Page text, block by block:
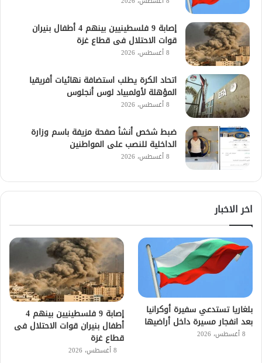
إصابة 9 فلسطينيين بينهم 4 أطفال بنيران
قوات الاحتلال فى قطاع غزة
8 أغسطس، 2026
اتحاد الكرة يطلب استضافة نهائيات أفريقيا
المؤهلة لأولمبياد لوس أنجلوس
8 أغسطس، 2026
ضبط شخص أنشأ صفحة مزيفة باسم وزارة
الداخلية للنصب على المواطنين
8 أغسطس، 2026
اخر الاخبار
بلغاريا تستدعي سفيرة أوكرانيا
بعد انفجار مسيرة داخل أراضيها
8 أغسطس، 2026
إصابة 9 فلسطينيين بينهم 4
أطفال بنيران قوات الاحتلال فى
قطاع غزة
8 أغسطس، 2026